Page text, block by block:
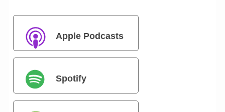
Apple Podcasts
Spotify